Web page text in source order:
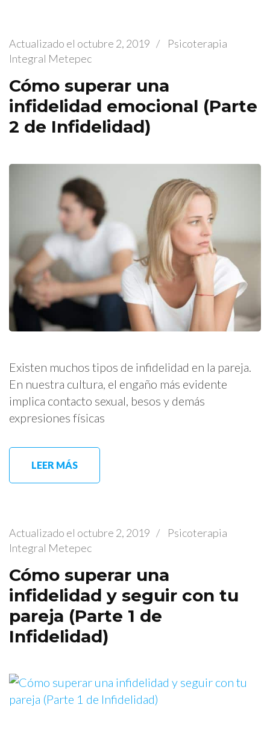
Actualizado el octubre 2, 2019 /
Psicoterapia
Integral Metepec
Cómo superar una
infidelidad emocional (Parte
2 de Infidelidad)
Existen muchos tipos de infidelidad en la pareja.
En nuestra cultura, el engaño más evidente
implica contacto sexual, besos y demás
expresiones físicas
LEER MÁS
Actualizado el octubre 2, 2019 /
Psicoterapia
Integral Metepec
Cómo superar una
infidelidad y seguir con tu
pareja (Parte 1 de
Infidelidad)